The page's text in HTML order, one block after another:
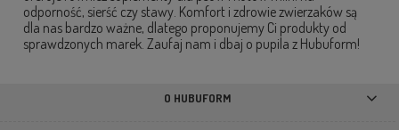
odporność, sierść czy stawy. Komfort i zdrowie zwierzaków są
dla nas bardzo ważne, dlatego proponujemy Ci produkty od
sprawdzonych marek. Zaufaj nam i dbaj o pupila z Hubuform!
O HUBUFORM